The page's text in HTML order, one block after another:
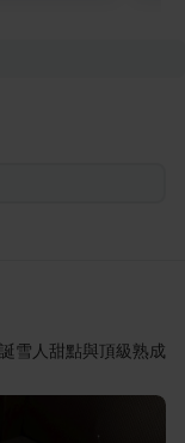
雪人甜點與頂級熟成